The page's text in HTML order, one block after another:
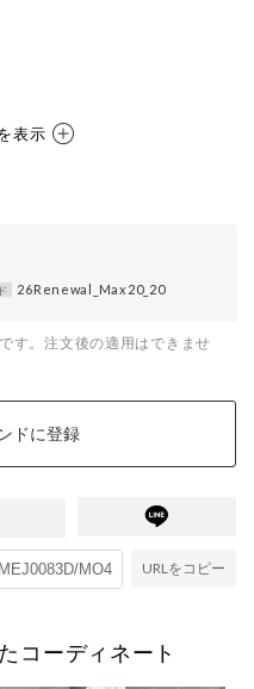
表示
26Renewal_Max20_20
す。注文後の適用はできませ
ドに登録
URLをコピー
コーディネート